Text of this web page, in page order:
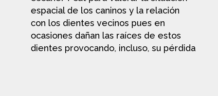
espacial de los caninos y la relación
con los dientes vecinos pues en
ocasiones dañan las raíces de estos
dientes provocando, incluso, su pérdida